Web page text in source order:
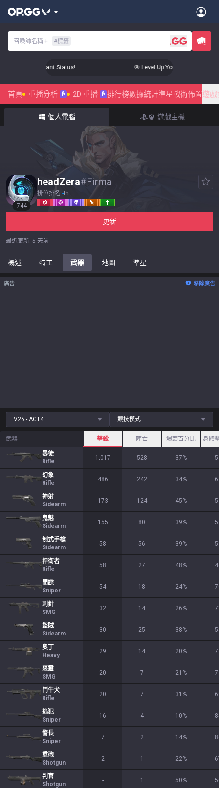
召喚師名稱 + #標籤
Aim to Radiant Status! 🎯 Level Up Your Aim to Radiant
首頁 重播分析 β 2D 重播 β 排行榜數據統計準星戰術佈置遊戲
個人電腦 遊戲主機
744
headZera#Firma
排位排名 -th
更新
最近更新: 5 天前
概述 特工 武器 地圖 準星
廣告 移除廣告
V26 - ACT4 競技模式
武器 擊殺 陣亡 爆頭百分比 身體
暴徒
Rifle
1,017 528 37%
幻象
Rifle
486 242 34%
神射
Sidearm
173 124 45%
鬼魅
Sidearm
155 80 39%
制式手槍
Sidearm
58 56 39%
捍衛者
Rifle
58 27 48%
間諜
Sniper
54 18 24%
刺針
SMG
32 14 26%
盜賊
Sidearm
30 25 38%
奧丁
Heavy
29 14 20%
惡靈
SMG
20 7 21 %
鬥牛犬
Rifle
20 7 31 %
逃犯
Sniper
16 4 10%
警長
Sniper
7 2 14%
重砲
Shotgun
2 1 22%
判官
Shotgun
- 1 50%